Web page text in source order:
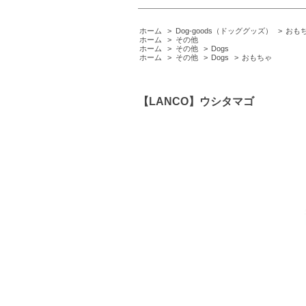
ホーム > Dog-goods（ドッググッズ） > おも
ホーム
> その他
ホーム
> その他 > Dogs
ホーム
> その他 > Dogs > おもちゃ
【LANCO】ウシタマゴ